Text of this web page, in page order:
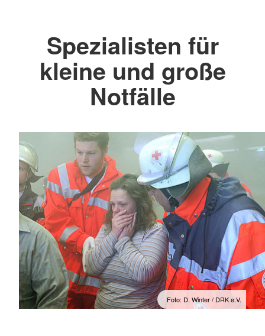
Spezialisten für
kleine und große
Notfälle
Foto: D. Winter / DRK e.V.